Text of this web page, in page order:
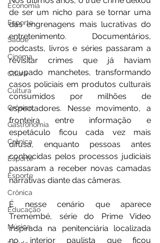
Economia
Esporte
Saúde
Cinema
Cltura
Cultura
Crônica
Gastronomia
Crônica
Esporte
Esporte
Crônica
Educação
Música
de ser um nicho para se tornar uma
das engrenagens mais lucrativas do
entretenimento. Documentários,
podcasts, livros e séries passaram a
revisitar crimes que já haviam
ocupado manchetes, transformando
casos policiais em produtos culturais
consumidos por milhões de
espectadores. Nesse movimento, a
fronteira entre informação e
espetáculo ficou cada vez mais
difusa, enquanto pessoas antes
conhecidas pelos processos judiciais
passaram a receber novas camadas
narrativas diante das câmeras.
É nesse cenário que aparece
Tremembé, série do Prime Video
inspirada na penitenciária localizada
no interior paulista que ficou